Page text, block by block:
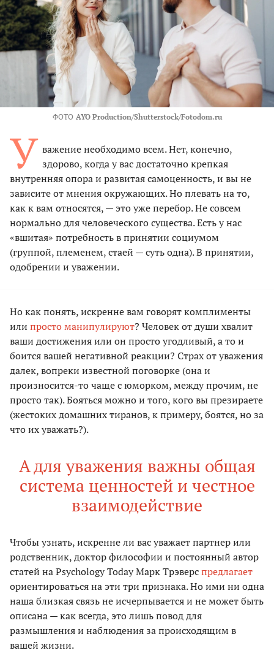
ФОТО AYO Production/Shutterstock/Fotodom.ru
У важение необходимо всем. Нет, конечно,
здорово, когда у вас достаточно крепкая
внутренняя опора и развитая самоценность, и вы не
зависите от мнения окружающих. Но плевать на то,
как к вам относятся, — это уже перебор. Не совсем
нормально для человеческого существа. Есть у нас
«вшитая» потребность в принятии социумом
(группой, племенем, стаей — суть одна). В принятии,
одобрении и уважении.
Но как понять, искренне вам говорят комплименты
или просто манипулируют? Человек от души хвалит
ваши достижения или он просто угодливый, а то и
боится вашей негативной реакции? Страх от уважения
далек, вопреки известной поговорке (она и
произносится-то чаще с юморком, между прочим, не
просто так). Бояться можно и того, кого вы презираете
(жестоких домашних тиранов, к примеру, боятся, но за
что их уважать?).
А для уважения важны общая
система ценностей и честное
взаимодействие
Чтобы узнать, искренне ли вас уважает партнер или
родственник, доктор философии и постоянный автор
статей на Psychology Today Марк Трэверспредлагает
ориентироваться на эти три признака. Но ими ни одна
наша близкая связь не исчерпывается и не может быть
описана — как всегда, это лишь повод для
размышления и наблюдения за происходящим в
вашей жизни.